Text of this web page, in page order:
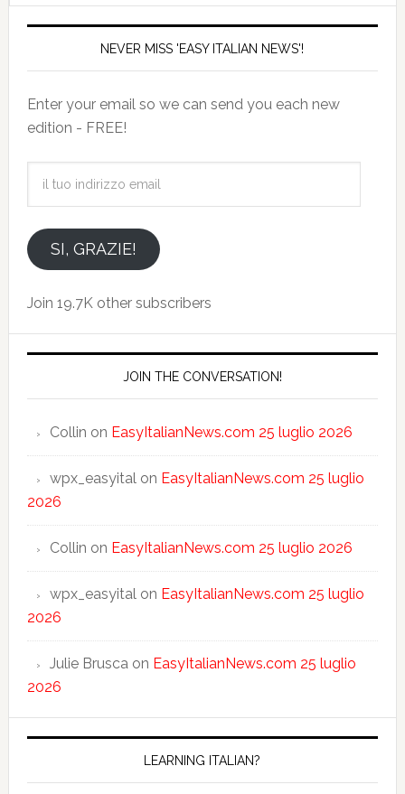
NEVER MISS 'EASY ITALIAN NEWS'!
Enter your email so we can send you each new
edition - FREE!
emailSI, GRAZIE!
Join 19.7K other subscribers
JOIN THE CONVERSATION!
Collin on EasyItalianNews.com 25 luglio 2026
wpx_easyital on EasyItalianNews.com 25 luglio
2026
Collin on EasyItalianNews.com 25 luglio 2026
wpx_easyital on EasyItalianNews.com 25 luglio
2026
Julie Brusca on EasyItalianNews.com 25 luglio
2026
LEARNING ITALIAN?